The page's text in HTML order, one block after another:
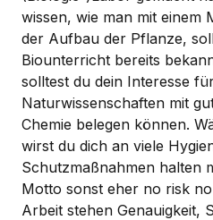
wissen, wie man mit einem
der Aufbau der Pflanze,
Biounterricht bereits
solltest du dein Interesse
Naturwissenschaften mit
Chemie belegen können.
wirst du dich an viele
Schutzmaßnahmen halten
Motto sonst eher no risk
Arbeit stehen Genauigkeit,